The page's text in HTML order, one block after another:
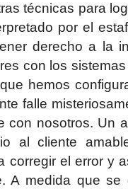
técnicas para
por el
derecho a la
con los
hemos
falle
nosotros. Un
al cliente
corregir el error y
A medida que se